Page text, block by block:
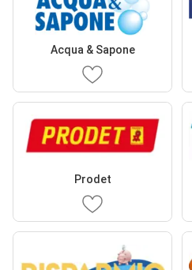
Acqua & Sapone
Prodet